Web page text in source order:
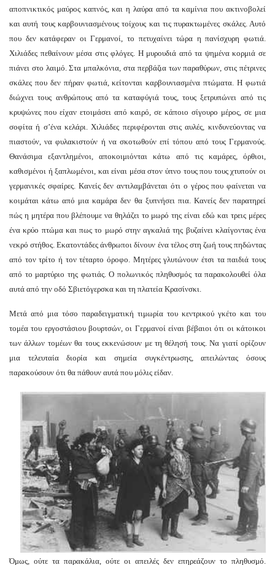
αποπνικτικός μαύρος καπνός, και η λαύρα από τα καμίνια που ακτινοβολεί
και αυτή τους καρβουνιασμένους τοίχους και τις πυρακτωμένες σκάλες. Αυτό
που δεν κατάφεραν οι Γερμανοί, το πετυχαίνει τώρα η πανίσχυρη φωτιά.
Χιλιάδες πεθαίνουν μέσα στις φλόγες. Η μυρουδιά από τα ψημένα κορμιά σε
πιάνει στο λαιμό. Στα μπαλκόνια, στα περβάζια των παραθύρων, στις πέτρινες
σκάλες που δεν πήραν φωτιά, κείτονται καρβουνιασμένα πτώματα. Η φωτιά
διώχνει τους ανθρώπους από τα καταφύγιά τους, τους ξετρυπώνει από τις
κρυψώνες που είχαν ετοιμάσει από καιρό, σε κάποιο σίγουρο μέρος, σε μια
σοφίτα ή σ’ένα κελάρι. Χιλιάδες περιφέρονται στις αυλές, κινδυνεύοντας να
πιαστούν, να φυλακιστούν ή να σκοτωθούν επί τόπου από τους Γερμανούς.
Θανάσιμα εξαντλημένοι, αποκοιμιόνται κάτω από τις καμάρες, όρθιοι,
καθισμένοι ή ξαπλωμένοι, και είναι μέσα στον ύπνο τους που τους χτυπούν οι
γερμανικές σφαίρες. Κανείς δεν αντιλαμβάνεται ότι ο γέρος που φαίνεται να
κοιμάται κάτω από μια καμάρα δεν θα ξυπνήσει πια. Κανείς δεν παρατηρεί
πώς η μητέρα που βλέπουμε να θηλάζει το μωρό της είναι εδώ και τρεις μέρες
ένα κρύο πτώμα και πως το μωρό στην αγκαλιά της βυζαίνει κλαίγοντας ένα
νεκρό στήθος. Εκατοντάδες άνθρωποι δίνουν ένα τέλος στη ζωή τους πηδώντας
από τον τρίτο ή τον τέταρτο όροφο. Μητέρες γλυτώνουν έτσι τα παιδιά τους
από το μαρτύριο της φωτιάς. Ο πολωνικός πληθυσμός τα παρακολουθεί όλα
αυτά από την οδό Σβιετόγερσκα και τη πλατεία Κρασίνσκι.
Μετά από μια τόσο παραδειγματική τιμωρία του κεντρικού γκέτο και του
τομέα του εργοστάσιου βουρτσών, οι Γερμανοί είναι βέβαιοι ότι οι κάτοικοι
των άλλων τομέων θα τους εκκενώσουν με τη θέλησή τους. Να γιατί ορίζουν
μια τελευταία διορία και σημεία συγκέντρωσης, απειλώντας όσους
παρακούσουν ότι θα πάθουν αυτά που μόλις είδαν.
Όμως, ούτε τα παρακάλια, ούτε οι απειλές δεν επηρεάζουν το πληθυσμό.